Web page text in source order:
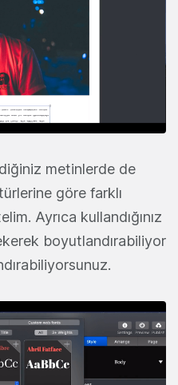
metinlerde de
göre farklı
Ayrıca kullandığınız
boyutlandırabiliyor